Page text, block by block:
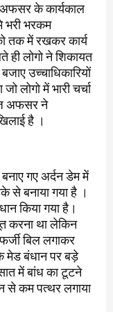
अफसर के कार्यकाल
भरी भरकम
तक में रखकर कार्य
ही लोगो ने शिकायत
उच्चाधिकारियों
लोगो में भारी चर्चा
अफसर ने
है ।
बनाए गए अर्दन डेम में
से बनाया गया है ।
किया गया है।
करना था लेकिन
बिल लगाकर
मेड बंधान पर बड़े
में बांध का टूटने
से कम पत्थर लगाया